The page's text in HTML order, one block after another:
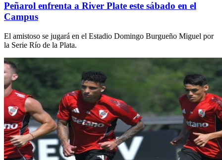
Peñarol enfrenta a River Plate este sábado en el
Campus
El amistoso se jugará en el Estadio Domingo Burgueño Miguel por
la Serie Río de la Plata.